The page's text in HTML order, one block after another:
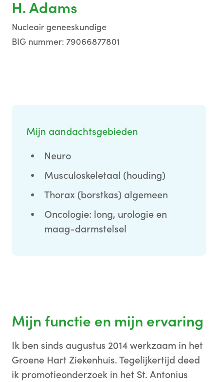
H. Adams
Nucleair geneeskundige
BIG nummer: 79066877801
Mijn aandachtsgebieden
Neuro
Musculoskeletaal (houding)
Thorax (borstkas) algemeen
Oncologie: long, urologie en
maag-darmstelsel
Mijn functie en mijn ervaring
Ik ben sinds augustus 2014 werkzaam in het
Groene Hart Ziekenhuis. Tegelijkertijd deed
ik promotieonderzoek in het St. Antonius